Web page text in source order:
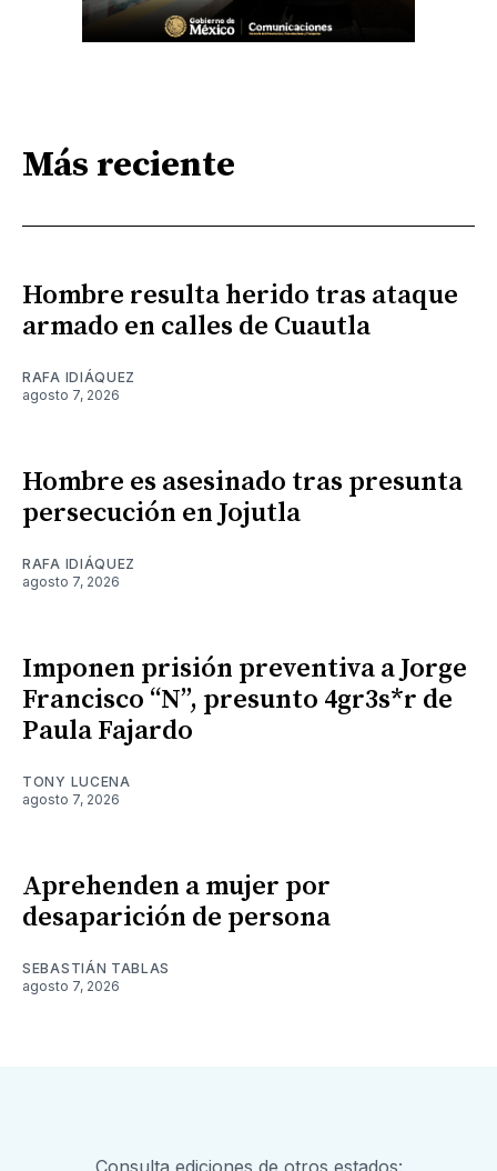
Más reciente
Hombre resulta herido tras ataque
armado en calles de Cuautla
RAFA IDIÁQUEZ
agosto 7, 2026
Hombre es asesinado tras presunta
persecución en Jojutla
RAFA IDIÁQUEZ
agosto 7, 2026
Imponen prisión preventiva a Jorge
Francisco “N”, presunto 4gr3s*r de
Paula Fajardo
TONY LUCENA
agosto 7, 2026
Aprehenden a mujer por
desaparición de persona
SEBASTIÁN TABLAS
agosto 7, 2026